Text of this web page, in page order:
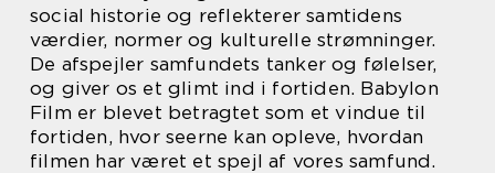
social historie og reflekterer samtidens
værdier, normer og kulturelle strømninger.
De afspejler samfundets tanker og følelser,
og giver os et glimt ind i fortiden. Babylon
Film er blevet betragtet som et vindue til
fortiden, hvor seerne kan opleve, hvordan
filmen har været et spejl af vores samfund.